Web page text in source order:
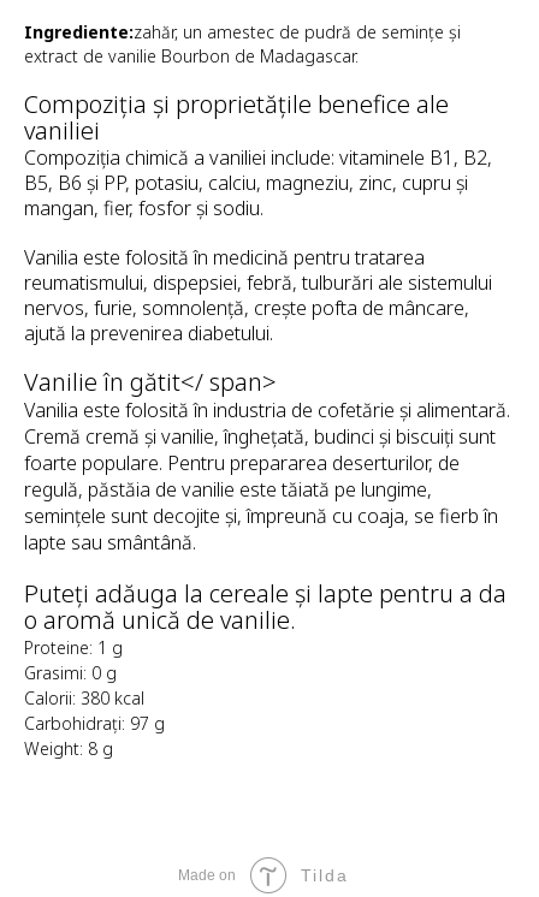
Ingrediente:zahăr, un amestec de pudră de semințe și
extract de vanilie Bourbon de Madagascar.
Compoziția și proprietățile benefice ale
vaniliei
Compoziția chimică a vaniliei include: vitaminele B1, B2,
B5, B6 și PP, potasiu, calciu, magneziu, zinc, cupru și
mangan, fier, fosfor și sodiu.
Vanilia este folosită în medicină pentru tratarea
reumatismului, dispepsiei, febră, tulburări ale sistemului
nervos, furie, somnolență, crește pofta de mâncare,
ajută la prevenirea diabetului.
Vanilie în gătit</ span>
Vanilia este folosită în industria de cofetărie și alimentară.
Cremă cremă și vanilie, înghețată, budinci și biscuiți sunt
foarte populare. Pentru prepararea deserturilor, de
regulă, păstăia de vanilie este tăiată pe lungime,
semințele sunt decojite și, împreună cu coaja, se fierb în
lapte sau smântână.
Puteți adăuga la cereale și lapte pentru a da
o aromă unică de vanilie.
Proteine: 1 g
Grasimi: 0 g
Calorii: 380 kcal
Carbohidrați: 97 g
Weight: 8 g
Made on Tilda